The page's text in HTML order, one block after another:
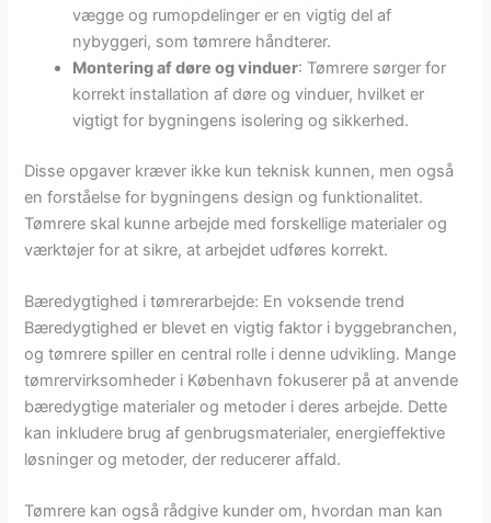
vægge og rumopdelinger er en vigtig del af
nybyggeri, som tømrere håndterer.
Montering af døre og vinduer: Tømrere sørger for
korrekt installation af døre og vinduer, hvilket er
vigtigt for bygningens isolering og sikkerhed.
Disse opgaver kræver ikke kun teknisk kunnen, men også
en forståelse for bygningens design og funktionalitet.
Tømrere skal kunne arbejde med forskellige materialer og
værktøjer for at sikre, at arbejdet udføres korrekt.
Bæredygtighed i tømrerarbejde: En voksende trend
Bæredygtighed er blevet en vigtig faktor i byggebranchen,
og tømrere spiller en central rolle i denne udvikling. Mange
tømrervirksomheder i København fokuserer på at anvende
bæredygtige materialer og metoder i deres arbejde. Dette
kan inkludere brug af genbrugsmaterialer, energieffektive
løsninger og metoder, der reducerer affald.
Tømrere kan også rådgive kunder om, hvordan man kan